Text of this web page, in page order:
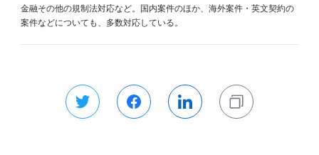
金融その他の規制法対応など。国内案件のほか、海外案件・英文契約の
案件などについても、多数対応している。